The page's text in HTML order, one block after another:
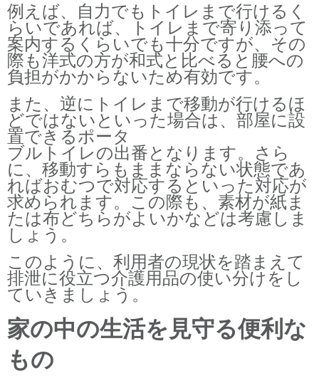
例えば、自力でもトイレまで行けるく
らいであれば、トイレまで寄り添って
案内するくらいでも十分ですが、その
際も洋式の方が和式と比べると腰への
負担がかからないため有効です。
また、逆にトイレまで移動が行けるほ
どではないといった場合は、部屋に設
置できるポータ
ブルトイレの出番となります。さら
に、移動すらもままならない状態であ
ればおむつで対応するといった対応が
求められます。この際も、素材が紙ま
たは布どちらがよいかなどは考慮しま
しょう。
このように、利用者の現状を踏まえて
排泄に役立つ介護用品の使い分けをし
ていきましょう。
家の中の生活を見守る便利な
もの